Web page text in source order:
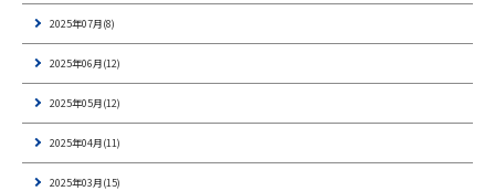
2025年07月(8)
2025年06月(12)
2025年05月(12)
2025年04月(11)
2025年03月(15)